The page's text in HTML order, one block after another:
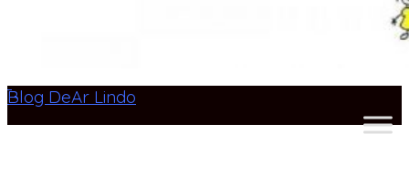
Blog DeAr Lindo